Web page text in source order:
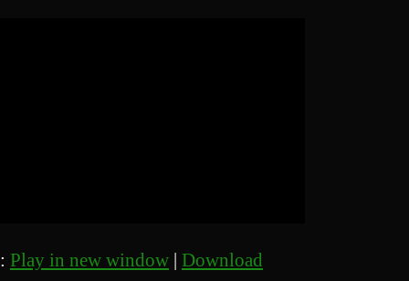
Play in new window | Download